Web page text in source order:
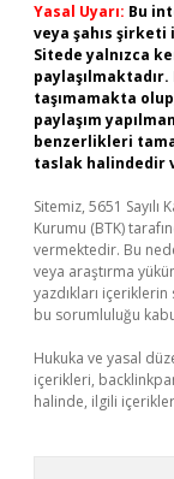
Yasal Uyarı: Bu
veya şahıs şirketi
Sitede yalnızca
taşımamakta
paylaşım
benzerlikleri
taslak halindedir
Sitemiz, 5651
Kurumu (BTK)
vermektedir. Bu
veya araştırma
yazdıkları
bu sorumluluğu
Hukuka ve yasal
içerikleri,
halinde, ilgili